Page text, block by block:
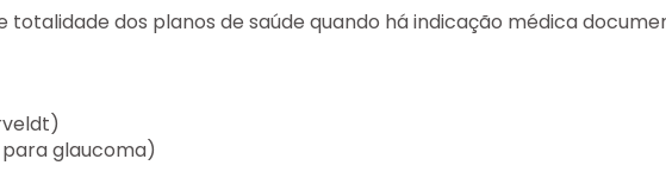
dos planos de saúde quando há indicação médica
glaucoma)